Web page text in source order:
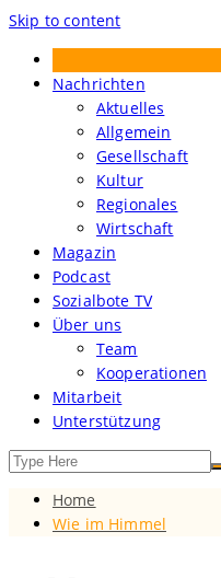
Skip to content
Treibgut –
Nachrichten
Aktuelles
Allgemein
Gesellschaft
Kultur
Regionales
Wirtschaft
Magazin
Podcast
Sozialbote TV
Über uns
Team
Kooperationen
Mitarbeit
Unterstützung
Home
Wie im Himmel